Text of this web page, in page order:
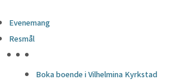
Evenemang
Resmål
Boka boende i Vilhelmina Kyrkstad